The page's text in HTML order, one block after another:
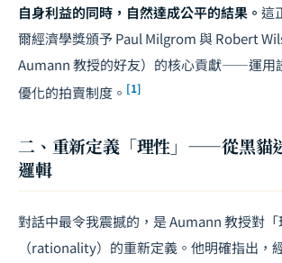
自身利益的同時，自然達成公平的結果。 這
爾經濟學獎頒予 Paul Milgrom 與Robert
Aumann 教授的好友）的核心貢獻——運用
優化的拍賣制度。 [1]
二、重新定義「理性」——從黑貓
邏輯
對話中最令我震撼的，是 Aumann 教授對「
（rationality）的重新定義。他明確指出，